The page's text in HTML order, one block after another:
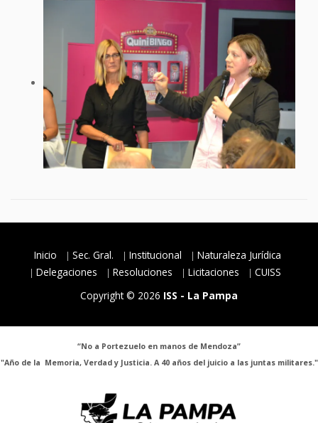
Inicio Sec. Gral. Institucional
Naturaleza Jurídica
Delegaciones
Resoluciones Licitaciones
CUISS
Copyright © 2026 ISS - La Pampa
“No a Portezuelo en manos de Mendoza”
"Año de la Memoria, Verdad y Justicia. A 40 años del juicio a las juntas militares."